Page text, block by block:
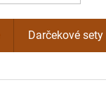
Darčekové sety